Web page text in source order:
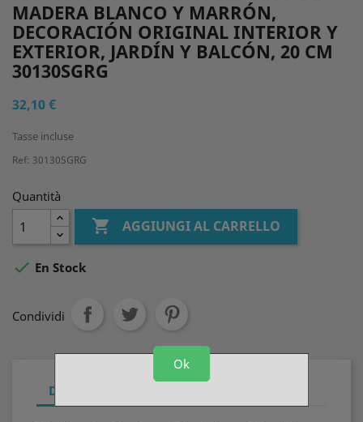
MADERA BLANCO Y MARRÓN,
DECORACIÓN ORIGINAL INTERIOR Y
EXTERIOR, JARDÍN Y BALCÓN, 20 CM
30130SGRG
32,10 €
Tasse incluse
Ref: 30130SGRG
Quantità
 AGGIUNGI AL CARRELLO
 En Stock
Condividi
Descrizione
Ok